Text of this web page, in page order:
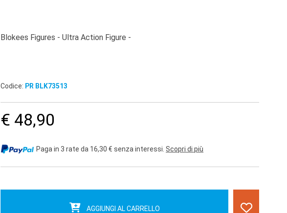
Blokees Figures - Ultra Action Figure -
Codice: PR BLK73513
€ 48,90
Paga in 3 rate da 16,30 € senza interessi.Scopri di più
AGGIUNGI AL CARRELLO